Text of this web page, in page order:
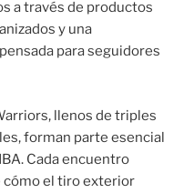
a través de productos
y una
para seguidores
llenos de triples
forman parte esencial
Cada encuentro
cómo el tiro exterior